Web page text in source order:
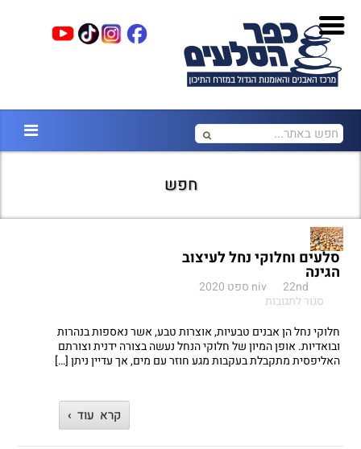
חפש
סלעים וחלוקי נחל לעיצוב
הגינה
niv
22nd ספט 2020
סגור לתגובות
וחלוקי
נחל
לעיצוב
חלוקי נחל הן אבנים טבעיות, אוצרות טבע, אשר נאספות בנהרות
ובואדיות. אופן המיון של חלוקי הנחל נעשה בצורה ידנית וצורתם
האליפסית מתקבלת בעקבות מגע חוזר עם מים, אך עדיין ניתן […]
קרא עוד ›